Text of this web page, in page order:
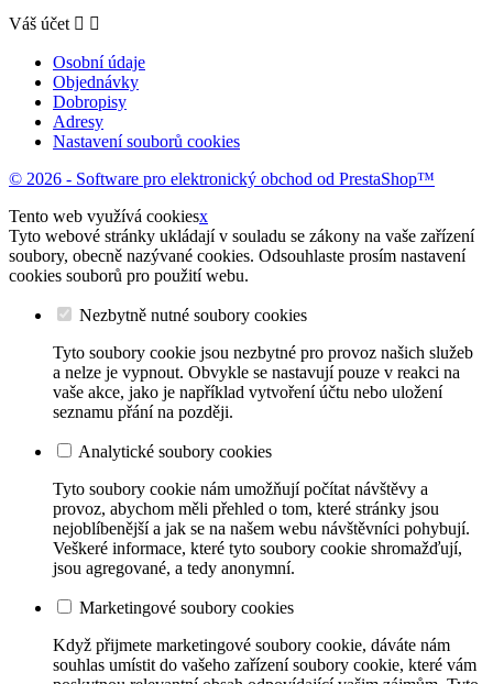
Váš účet  
Osobní údaje
Objednávky
Dobropisy
Adresy
Nastavení souborů cookies
© 2026 - Software pro elektronický obchod od PrestaShop™
Tento web využívá cookiesx
Tyto webové stránky ukládají v souladu se zákony na vaše zařízení
soubory, obecně nazývané cookies. Odsouhlaste prosím nastavení
cookies souborů pro použití webu.
Nezbytně nutné soubory cookies
Tyto soubory cookie jsou nezbytné pro provoz našich služeb
a nelze je vypnout. Obvykle se nastavují pouze v reakci na
vaše akce, jako je například vytvoření účtu nebo uložení
seznamu přání na později.
Analytické soubory cookies
Tyto soubory cookie nám umožňují počítat návštěvy a
provoz, abychom měli přehled o tom, které stránky jsou
nejoblíbenější a jak se na našem webu návštěvníci pohybují.
Veškeré informace, které tyto soubory cookie shromažďují,
jsou agregované, a tedy anonymní.
Marketingové soubory cookies
Když přijmete marketingové soubory cookie, dáváte nám
souhlas umístit do vašeho zařízení soubory cookie, které vám